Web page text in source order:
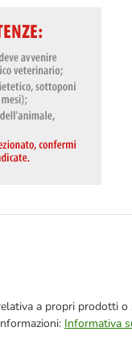
a propri prodotti
Informativa